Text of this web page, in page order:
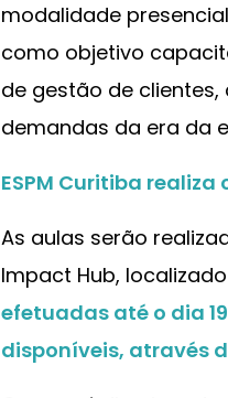
modalidade
como objetivo
de gestão de
demandas da era da
ESPM Curitiba
As aulas serão
Impact Hub,
efetuadas até o dia
disponíveis, através